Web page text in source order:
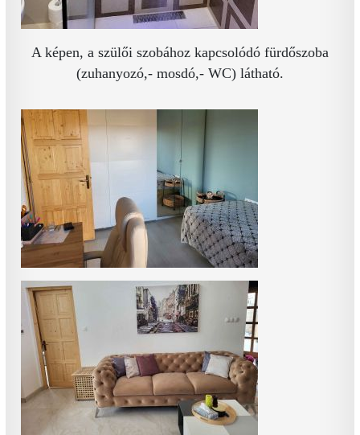
A képen, a szülői szobához kapcsolódó fürdőszoba
(zuhanyozó,- mosdó,- WC) látható.